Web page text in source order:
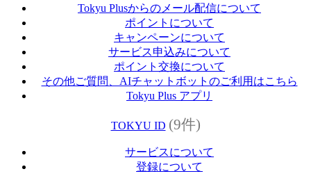
Tokyu Plusからのメール配信について
ポイントについて
キャンペーンについて
サービス申込みについて
ポイント交換について
その他ご質問、AIチャットボットのご利用はこちら
Tokyu Plus アプリ
TOKYU ID (9件)
サービスについて
登録について